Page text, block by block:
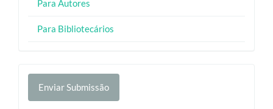
Para Autores
Para Bibliotecários
Enviar
Submissão
Enviar Submissão